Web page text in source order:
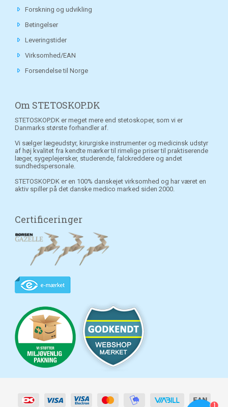
Forskning og udvikling
Betingelser
Leveringstider
Virksomhed/EAN
Forsendelse til Norge
Om STETOSKOP.DK
STETOSKOP.DK er meget mere end stetoskoper, som vi er
Danmarks største forhandler af.
Vi sælger lægeudstyr, kirurgiske instrumenter og medicinsk udstyr
af høj kvalitet fra kendte mærker til rimelige priser til praktiserende
læger, sygeplejersker, studerende, falckreddere og andet
sundhedspersonale.
STETOSKOP.DK er en 100% danskejet virksomhed og har været en
aktiv spiller på det danske medico marked siden 2000.
Certificeringer
1